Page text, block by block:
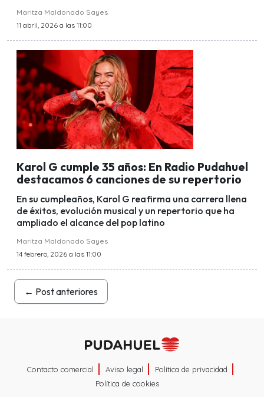
Maritza Maldonado Sayes
11 abril, 2026 a las 11:00
Karol G cumple 35 años: En Radio Pudahuel
destacamos 6 canciones de su repertorio
En su cumpleaños, Karol G reafirma una carrera llena
de éxitos, evolución musical y un repertorio que ha
ampliado el alcance del pop latino
Maritza Maldonado Sayes
14 febrero, 2026 a las 11:00
← Post anteriores
Contacto comercial Aviso legal
Política de privacidad
Política de cookies